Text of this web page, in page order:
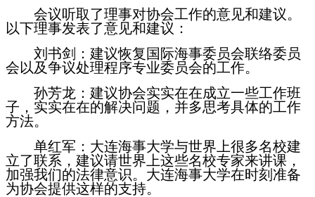
会议听取了理事对协会工作的意见和建议。
以下理事发表了意见和建议：
刘书剑：建议恢复国际海事委员会联络委员
会以及争议处理程序专业委员会的工作。
孙芳龙：建议协会实实在在成立一些工作班
子，实实在在的解决问题，并多思考具体的工作
方法。
单红军：大连海事大学与世界上很多名校建
立了联系，建议请世界上这些名校专家来讲课，
加强我们的法律意识。大连海事大学在时刻准备
为协会提供这样的支持。